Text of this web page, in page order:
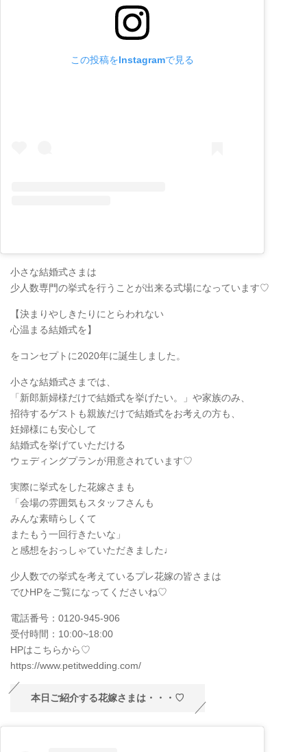
この投稿をInstagramで見る
小さな結婚式さまは
少人数専門の挙式を行うことが出来る式場になっています♡
【決まりやしきたりにとらわれない
心温まる結婚式を】
をコンセプトに2020年に誕生しました。
小さな結婚式さまでは、
「新郎新婦様だけで結婚式を挙げたい。」や家族のみ、
招待するゲストも親族だけで結婚式をお考えの方も、
妊婦様にも安心して
結婚式を挙げていただける
ウェディングプランが用意されています♡
実際に挙式をした花嫁さまも
「会場の雰囲気もスタッフさんも
みんな素晴らしくて
またもう一回行きたいな」
と感想をおっしゃていただきました♩
少人数での挙式を考えているプレ花嫁の皆さまは
でひHPをご覧になってくださいね♡
電話番号：0120-945-906
受付時間：10:00~18:00
HPはこちらから♡
https://www.petitwedding.com/
本日ご紹介する花嫁さまは・・・♡